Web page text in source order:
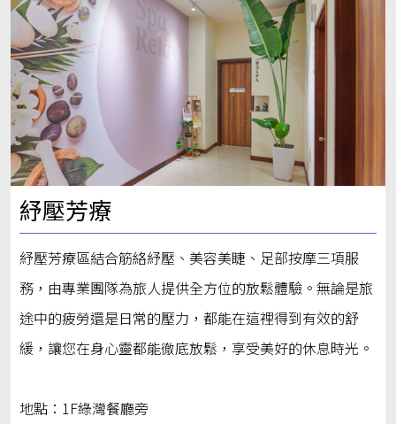
紓壓芳療
紓壓芳療區結合筋絡紓壓、美容美睫、足部按摩三項服
務，由專業團隊為旅人提供全方位的放鬆體驗。無論是旅
途中的疲勞還是日常的壓力，都能在這裡得到有效的舒
緩，讓您在身心靈都能徹底放鬆，享受美好的休息時光。
地點：1F綠灣餐廳旁